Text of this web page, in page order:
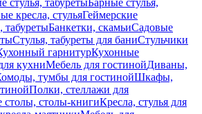
стулья, табуретыБарные стулья,
кресла, стульяГеймерские
табуретыБанкетки, скамьиСадовые
Стулья, табуреты для баниСтульчики
гарнитурКухонные
кухниМебель для гостинойДиваны,
тумбы для гостинойШкафы,
Полки, стеллажи для
столы-книгиКресла, стулья для